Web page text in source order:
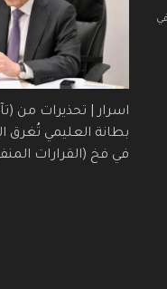
اسرار | تحذيرات من
بطانة العليمي تُغرق
في فخ (القرارات